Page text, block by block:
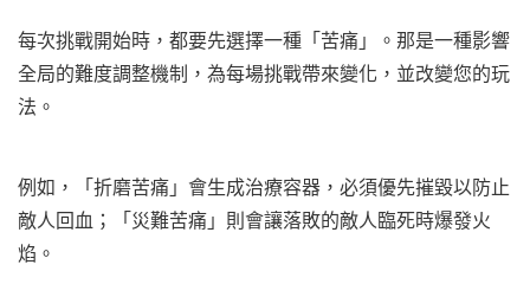
每次挑戰開始時，都要先選擇一種「苦痛」。那是一種影響
全局的難度調整機制，為每場挑戰帶來變化，並改變您的玩
法。
例如，「折磨苦痛」會生成治療容器，必須優先摧毀以防止
敵人回血；「災難苦痛」則會讓落敗的敵人臨死時爆發火
焰。